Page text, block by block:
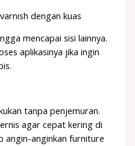
dengan kuas
mencapai sisi lainnya.
aplikasinya jika ingin
tanpa penjemuran.
agar cepat kering di
angin-anginkan furniture